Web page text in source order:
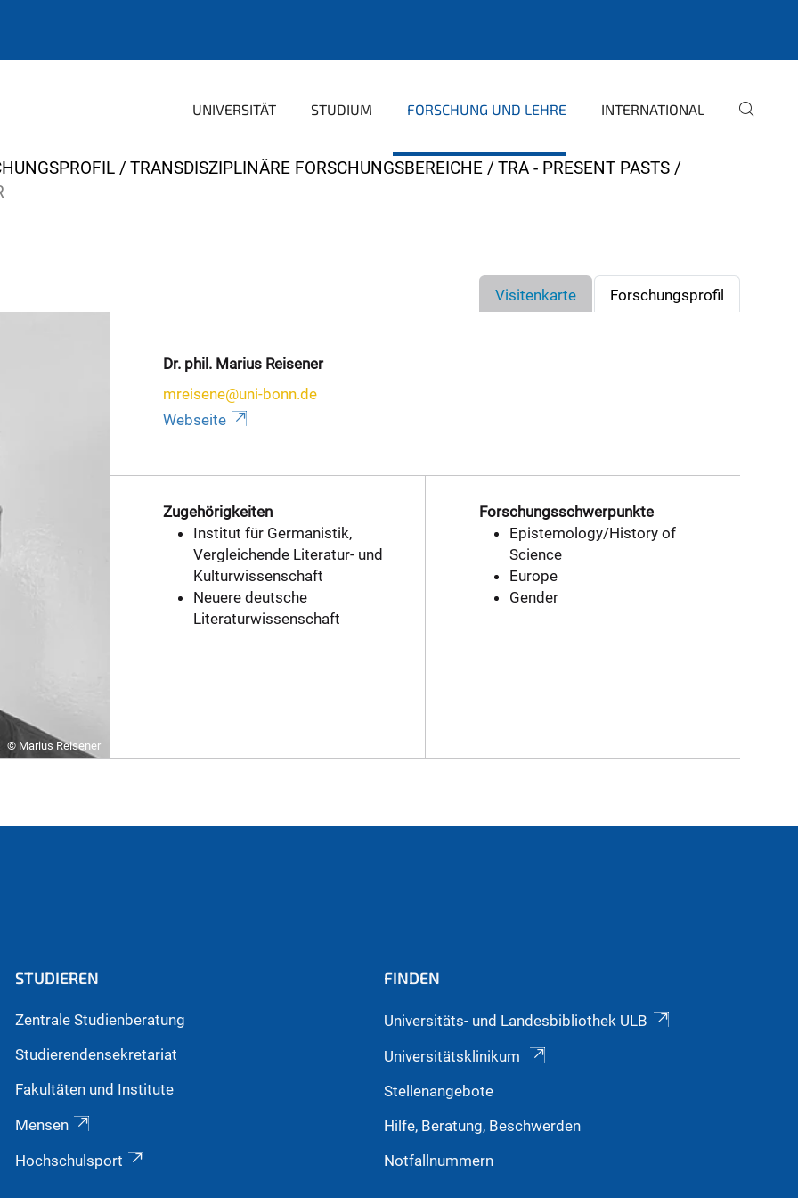
UNIVERSITÄT STUDIUM FORSCHUNG UND LEHRE INTERNATIONAL
TRANSDISZIPLINÄRE FORSCHUNGSBEREICHE
TRA - PRESENT PASTS
Forschungsprofil
Visitenkarte
© Marius Reisener
Dr. phil. Marius Reisener
mreisene@uni-bonn.de
Webseite
Zugehörigkeiten
Institut für Germanistik,
Vergleichende Literatur- und
Kulturwissenschaft
Neuere deutsche
Literaturwissenschaft
Forschungsschwerpunkte
Epistemology/History of
Science
Europe
Gender
STUDIEREN
Zentrale Studienberatung
Studierendensekretariat
Fakultäten und Institute
Mensen
Hochschulsport
FINDEN
Universitäts- und Landesbibliothek ULB
Universitätsklinikum
Stellenangebote
Hilfe, Beratung, Beschwerden
Notfallnummern